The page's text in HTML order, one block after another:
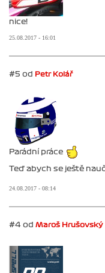
nice!
25.08.2017 - 16:01
#5 od Petr Kolář
Parádní práce
Teď abych se ještě
24.08.2017 - 08:14
#4 od Maroš Hrušovský